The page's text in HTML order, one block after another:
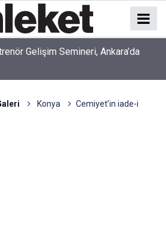
adıyla bilinen Muzaffer Şirin
talimatı
Konya
Cemiyet’in iade-i